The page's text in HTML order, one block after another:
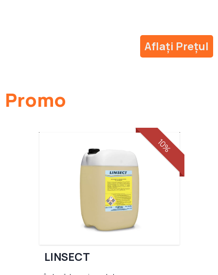
Aflați Prețul
Promo
10%
LINSECT